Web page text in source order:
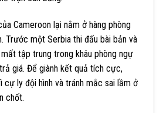
Cameroon lại nằm ở hàng phòng
Trước một Serbia thi đấu bài bản và
tập trung trong khâu phòng ngự
giá. Để giành kết quả tích cực,
cự ly đội hình và tránh mắc sai lầm ở
chốt.